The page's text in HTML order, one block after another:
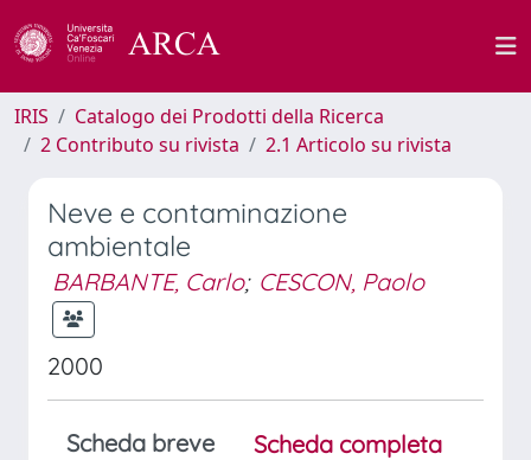
IRIS
Catalogo dei Prodotti della Ricerca
2 Contributo su rivista
2.1 Articolo su rivista
Neve e contaminazione
ambientale
BARBANTE, Carlo; CESCON, Paolo
2000
Scheda breve
Scheda completa